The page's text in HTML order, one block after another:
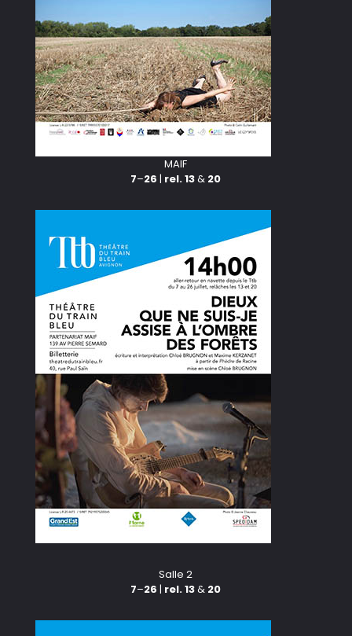
MAIF
7–26 | rel. 13& 20
Salle 2
7–26 | rel. 13& 20